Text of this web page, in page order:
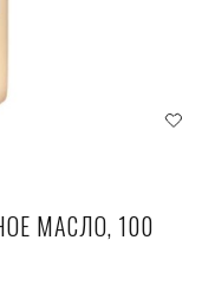
МАСЛО, 100